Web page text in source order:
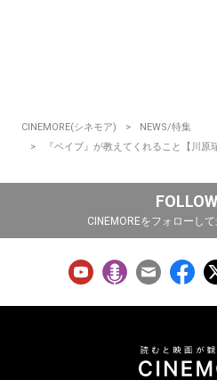
CINEMORE(シネモア)
NEWS/特集
『ベイブ』が教えてくれること【川原
CINEMOREをフォローし